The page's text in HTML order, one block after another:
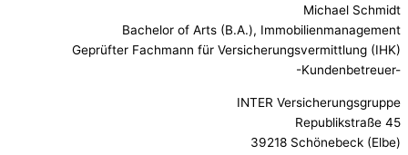
Michael Schmidt
Bachelor of Arts (B.A.), Immobilienmanagement
Geprüfter Fachmann für Versicherungsvermittlung (IHK)
-Kundenbetreuer-
INTER Versicherungsgruppe
Republikstraße 45
39218 Schönebeck (Elbe)